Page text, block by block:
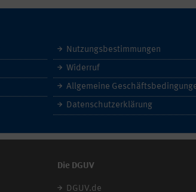
Nutzungsbestimmungen
Widerruf
Datenschutzerklärung
Die DGUV
DGUV.de